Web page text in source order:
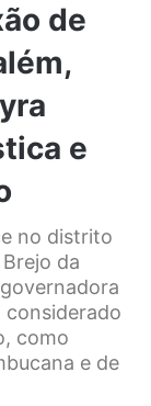
de
e
no distrito
da
como
e de